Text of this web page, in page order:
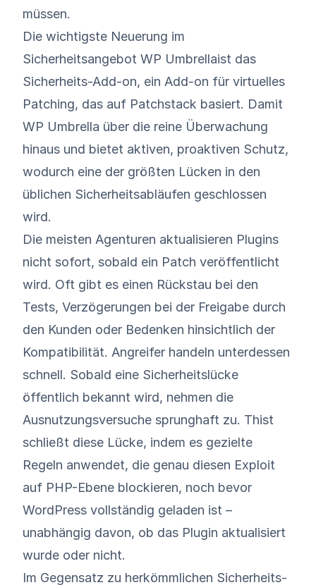
müssen.
Die wichtigste Neuerung im
Sicherheitsangebot WP Umbrellaist das
Sicherheits-Add-on, ein Add-on für virtuelles
Patching, das auf Patchstack basiert. Damit
WP Umbrella über die reine Überwachung
hinaus und bietet aktiven, proaktiven Schutz,
wodurch eine der größten Lücken in den
üblichen Sicherheitsabläufen geschlossen
wird.
Die meisten Agenturen aktualisieren Plugins
nicht sofort, sobald ein Patch veröffentlicht
wird. Oft gibt es einen Rückstau bei den
Tests, Verzögerungen bei der Freigabe durch
den Kunden oder Bedenken hinsichtlich der
Kompatibilität. Angreifer handeln unterdessen
schnell. Sobald eine Sicherheitslücke
öffentlich bekannt wird, nehmen die
Ausnutzungsversuche sprunghaft zu. Thist
schließt diese Lücke, indem es gezielte
Regeln anwendet, die genau diesen Exploit
auf PHP-Ebene blockieren, noch bevor
WordPress vollständig geladen ist –
unabhängig davon, ob das Plugin aktualisiert
wurde oder nicht.
Im Gegensatz zu herkömmlichen Sicherheits-